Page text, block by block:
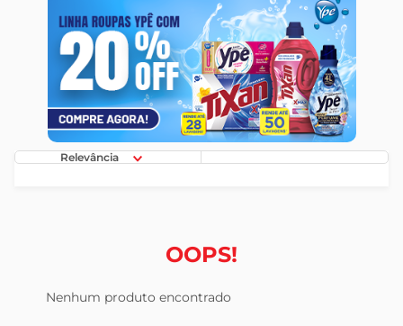
Relevância
OOPS!
Nenhum produto encontrado
maquina lavar
fogao
café
cerveja
frango